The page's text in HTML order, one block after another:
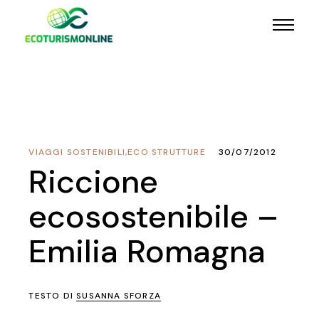
ECO STRUTTURE
,
VIAGGI SOSTENIBILI 30/07/2012
Riccione
ecosostenibile –
Emilia Romagna
TESTO DISUSANNA SFORZA